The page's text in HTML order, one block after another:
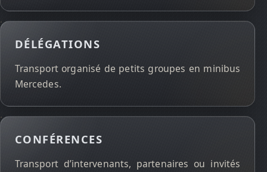
DÉLÉGATIONS
Transport organisé de petits groupes en minibus
Mercedes.
CONFÉRENCES
Transport d’intervenants, partenaires ou invités